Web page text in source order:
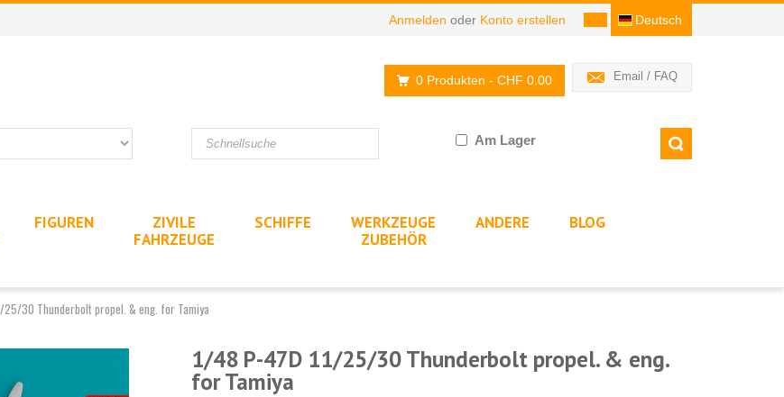
Deutsch
Anmelden oder Konto erstellen
Email / FAQ
0 Produkten - CHF 0.00
Am Lager
FIGUREN
ZIVILE
FAHRZEUGE
SCHIFFE
WERKZEUGE
ZUBEHÖR
ANDERE BLOG
25/30 Thunderbolt propel. & eng. for Tamiya
1/48 P-47D 11/25/30 Thunderbolt propel. & eng.
for Tamiya